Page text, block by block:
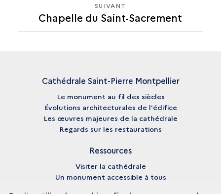
SACREMENT
SUIVANT
CHAPELLE
SUIVANT
Chapelle du Saint-Sacrement
Cathédrale Saint-Pierre Montpellier
Le monument au fil des siècles
Évolutions architecturales de l'édifice
Les œuvres majeures de la cathédrale
Regards sur les restaurations
Ressources
Visiter la cathédrale
Un monument accessible à tous